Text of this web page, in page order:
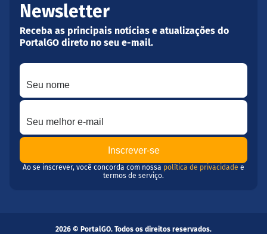
Newsletter
Receba as principais notícias e atualizações do
PortalGO direto no seu e-mail.
Seu nome
Seu melhor e-mail
Ao se inscrever, você concorda com nossa política de privacidade e
termos de serviço.
2026 © PortalGO. Todos os direitos reservados.